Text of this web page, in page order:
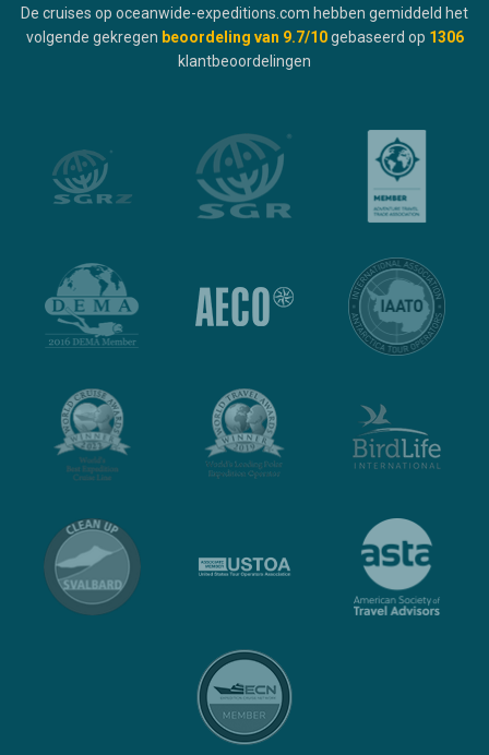
De cruises op oceanwide-expeditions.com hebben gemiddeld het
volgende gekregen beoordeling van 9.7/10 gebaseerd op 1306
klantbeoordelingen